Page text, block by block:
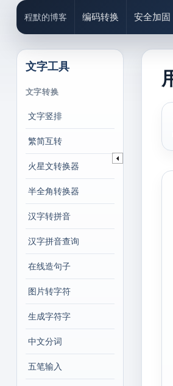
程默的博客 编码转换 安全加固
文字工具
文字转换
文字竖排
繁简互转
火星文转换器
半全角转换器
汉字转拼音
汉字拼音查询
在线造句子
图片转字符
生成字符字
中文分词
五笔输入